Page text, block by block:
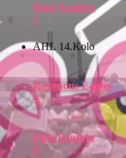
Pink Panther
5
AHL 14.Kolo
Ravenous Eagles
4
Pink Panther
9